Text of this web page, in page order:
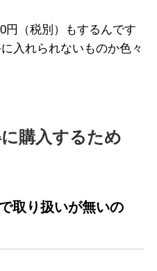
円（税別）もするんです
入れられないものか色々
購入するため
取り扱いが無いの